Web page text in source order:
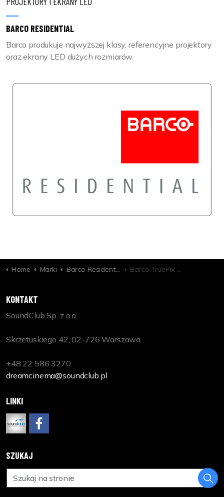
BARCO RESIDENTIAL
Barco produkuje najwyższej klasy, referencyjne projektory
oraz ekrany LED dużych rozmiarów.
Home Marki Barco Residential Barco TruePix Valkyrie Cinemascope
KONTAKT
SoundClub Sp. z o.o.
Skrzetuskiego 42, 02-726 Warszawa
+48 22 586 3270
dreamcinema@soundclub.pl
LINKI
SZUKAJ